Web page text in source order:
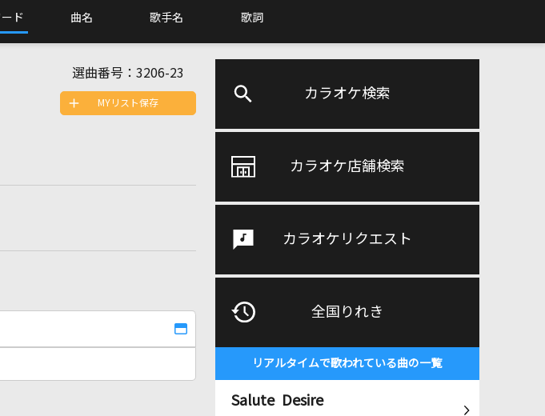
ド 曲名 歌手名 歌詞
カラオケ検索
カラオケ店舗検索
カラオケリクエスト
全国りれき
リアルタイムで歌われている曲の一覧
Salute Desire
選曲番号： 3206-23
MYリスト保存